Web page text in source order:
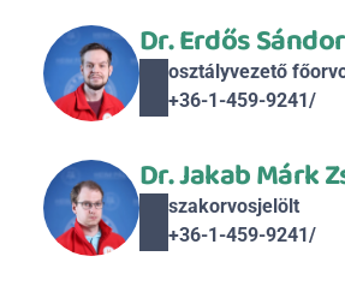
Dr. Erdős
osztályvezető
+36-1-459-9241/
Dr. Jakab Márk
szakorvosjelölt
+36-1-459-9241/